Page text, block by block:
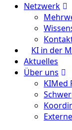
Netzwerk
KI in der
Aktuelles
Über uns
KIMed